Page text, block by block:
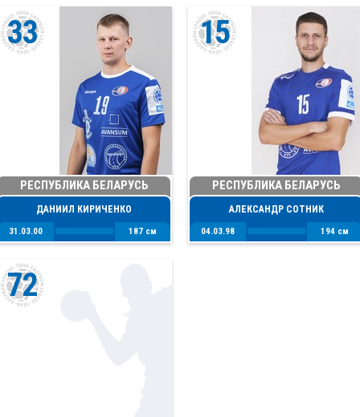
33
РЕСПУБЛИКА БЕЛАРУСЬ
ДАНИИЛ КИРИЧЕНКО
31.03.00 187 см
15
РЕСПУБЛИКА БЕЛАРУСЬ
АЛЕКСАНДР СОТНИК
04.03.98 194 см
72